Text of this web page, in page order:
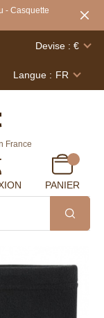
- Casquette
Devise : €
Langue : FR
France
PANIER